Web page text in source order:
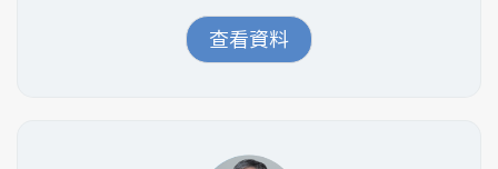
查看資料